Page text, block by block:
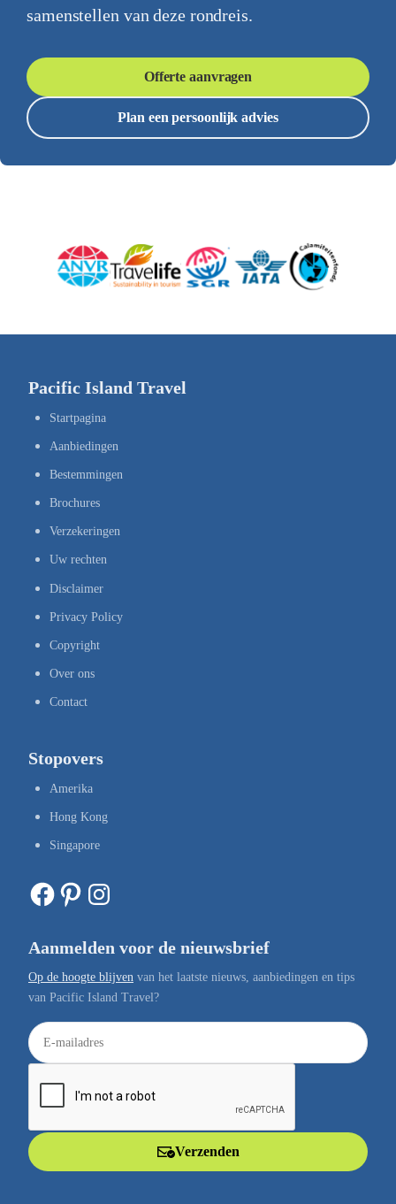
samenstellen van deze rondreis.
Offerte aanvragen
Plan een persoonlijk advies
Pacific Island Travel
Startpagina
Aanbiedingen
Bestemmingen
Brochures
Verzekeringen
Uw rechten
Disclaimer
Privacy Policy
Copyright
Over ons
Contact
Stopovers
Amerika
Hong Kong
Singapore
Facebook Pinterest Instagram
Aanmelden voor de nieuwsbrief
Op de hoogte blijven van het laatste nieuws, aanbiedingen en tips
van Pacific Island Travel?
E
-
a
Verzenden